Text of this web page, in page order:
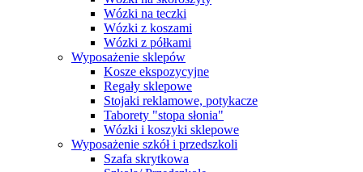
Wózki na teczki
Wózki z koszami
Wózki z półkami
Wyposażenie sklepów
Kosze ekspozycyjne
Regały sklepowe
Stojaki reklamowe, potykacze
Taborety "stopa słonia"
Wózki i koszyki sklepowe
Wyposażenie szkół i przedszkoli
Szafa skrytkowa